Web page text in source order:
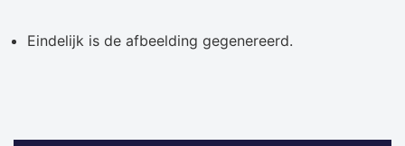
Eindelijk is de afbeelding gegenereerd.